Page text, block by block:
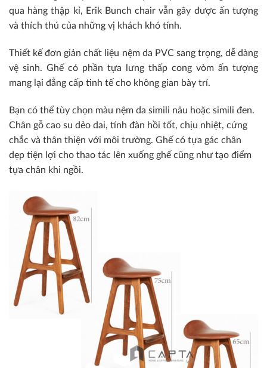
qua hàng thập kỉ, Erik Bunch chair vẫn gây được ấn tượng
và thích thú của những vị khách khó tính.
Thiết kế đơn giản chất liệu nệm da PVC sang trọng, dễ dàng
vệ sinh. Ghế có phần tựa lưng thấp cong vòm ấn tượng
mang lại đẳng cấp tinh tế cho không gian bày trí.
Bạn có thể tùy chọn màu nệm da simili nâu hoặc simili đen.
Chân gỗ cao su dẻo dai, tính đàn hồi tốt, chịu nhiệt, cứng
chắc và thân thiện với môi trường. Ghế có tựa gác chân
dẹp tiện lợi cho thao tác lên xuống ghế cũng như tạo điểm
tựa chân khi ngồi.